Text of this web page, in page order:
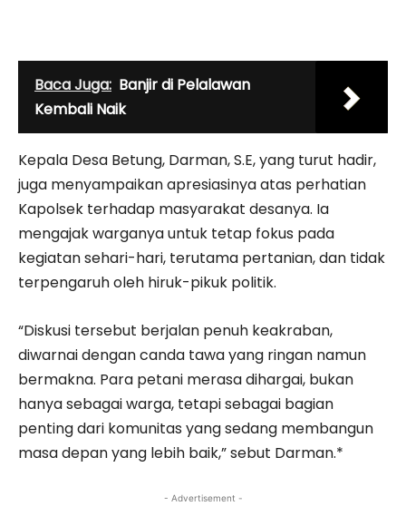
Baca Juga: Banjir di Pelalawan
Kembali Naik
Kepala Desa Betung, Darman, S.E, yang turut hadir,
juga menyampaikan apresiasinya atas perhatian
Kapolsek terhadap masyarakat desanya. Ia
mengajak warganya untuk tetap fokus pada
kegiatan sehari-hari, terutama pertanian, dan tidak
terpengaruh oleh hiruk-pikuk politik.
“Diskusi tersebut berjalan penuh keakraban,
diwarnai dengan canda tawa yang ringan namun
bermakna. Para petani merasa dihargai, bukan
hanya sebagai warga, tetapi sebagai bagian
penting dari komunitas yang sedang membangun
masa depan yang lebih baik,” sebut Darman.*
- Advertisement -